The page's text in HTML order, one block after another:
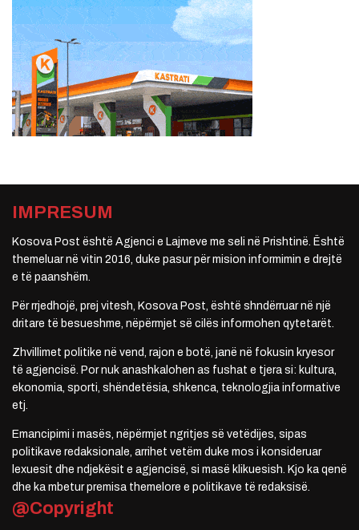
IMPRESUM
Kosova Post është Agjenci e Lajmeve me seli në Prishtinë. Është
themeluar në vitin 2016, duke pasur për mision informimin e drejtë
e të paanshëm.
Për rrjedhojë, prej vitesh, Kosova Post, është shndërruar në një
dritare të besueshme, nëpërmjet së cilës informohen qytetarët.
Zhvillimet politike në vend, rajon e botë, janë në fokusin kryesor
të agjencisë. Por nuk anashkalohen as fushat e tjera si: kultura,
ekonomia, sporti, shëndetësia, shkenca, teknologjia informative
etj.
Emancipimi i masës, nëpërmjet ngritjes së vetëdijes, sipas
politikave redaksionale, arrihet vetëm duke mos i konsideruar
lexuesit dhe ndjekësit e agjencisë, si masë klikuesish. Kjo ka qenë
dhe ka mbetur premisa themelore e politikave të redaksisë.
@Copyright